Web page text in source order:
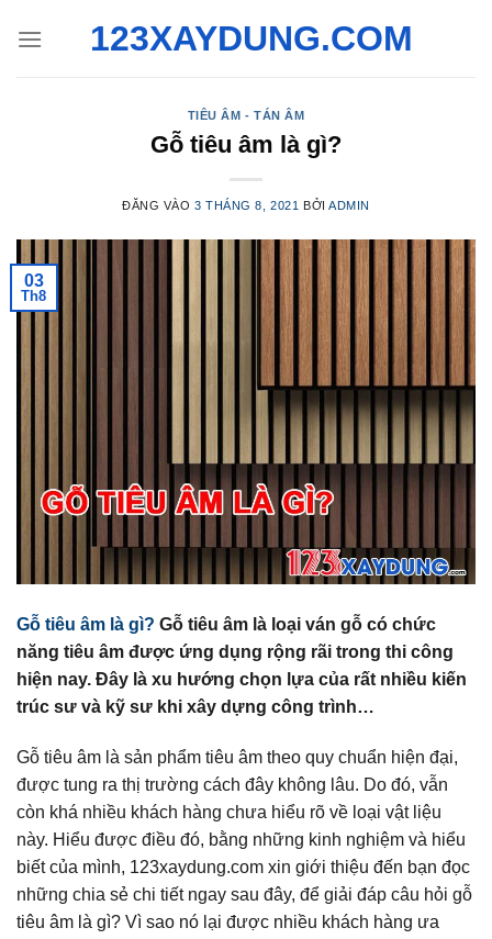
qua
123XAYDUNG.COM
TIÊU ÂM - TÁN ÂM
Gỗ tiêu âm là gì?
ĐĂNG VÀO 3 THÁNG 8, 2021 BỞIADMIN
03
Th8
Gỗ tiêu âm là gì? Gỗ tiêu âm là loại ván gỗ có chức
năng tiêu âm được ứng dụng rộng rãi trong thi công
hiện nay. Đây là xu hướng chọn lựa của rất nhiều kiến
trúc sư và kỹ sư khi xây dựng công trình…
Gỗ tiêu âm là sản phẩm tiêu âm theo quy chuẩn hiện đại,
được tung ra thị trường cách đây không lâu. Do đó, vẫn
còn khá nhiều khách hàng chưa hiểu rõ về loại vật liệu
này. Hiểu được điều đó, bằng những kinh nghiệm và hiểu
biết của mình, 123xaydung.com xin giới thiệu đến bạn đọc
những chia sẻ chi tiết ngay sau đây, để giải đáp câu hỏi gỗ
tiêu âm là gì? Vì sao nó lại được nhiều khách hàng ưa